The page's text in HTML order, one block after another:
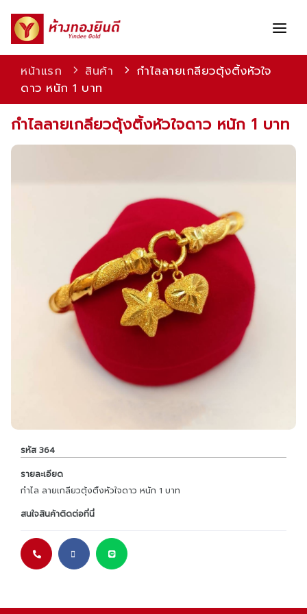
สินค้า
บริการ
หน้าแรก สินค้า
กำไลลายเกลียวตุ้งติ้งหัวใจ
ดาว หนัก 1 บาท
กำไลลายเกลียวตุ้งติ้งหัวใจดาว หนัก 1 บาท
รหัส 364
รายละเอียด
กำไล ลายเกลียวตุ้งติ้งหัวใจดาว หนัก 1 บาท
สนใจสินค้าติดต่อที่นี่